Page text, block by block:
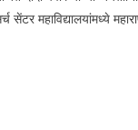
महाविद्यालयांमध्ये